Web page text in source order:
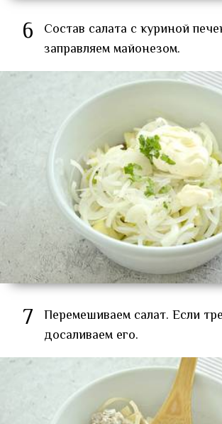
6
Состав салата с куриной
заправляем майонезом.
7 Перемешиваем салат. Если
досаливаем его.